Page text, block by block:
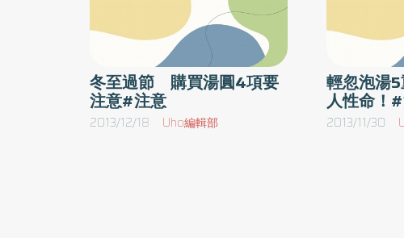
不適。至於民眾擔心同時吃會導致中毒的問題，
蔡玉思營養師表示，柿子與螃蟹同時吃並非會產
生毒性，而是因柿子中單寧酸與蛋白質容易凝
結，而螃蟹則含有蛋白質，兩者反應之下在胃部
容易與胃酸凝結成塊、沉澱，在腸道中不易被分
解吸收，若食入體內會不好消化，造成腸胃不
點防蚊效果up！此外，醫師也表示，防蚊液噴完後馬
使用時仍需注意以下4 點，包括使用濃度、限制、與
大項。1） 使用濃度／DEET濃度10％以上的藥劑通常
能保護4小時，30～50％的濃度則可保護6～8小時。2
具有刺激性，一般建議成人使用濃度30～50％的防
以及傷口，以避免過度刺激，皮膚過敏、蕁麻疹者不
冬至過節 購買湯圓4項要
注意#注意
2013/12/18 Uho編輯部
輕忽泡湯
人性命！
2013/11/30